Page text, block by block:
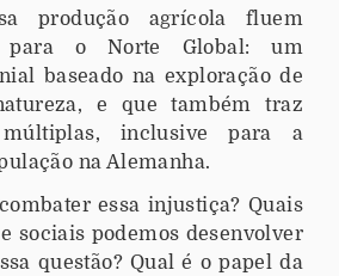
produção agrícola fluem
para o Norte Global: um
baseado na exploração de
e que também traz
múltiplas, inclusive para a
na Alemanha.
essa injustiça? Quais
sociais podemos desenvolver
questão? Qual é o papel da